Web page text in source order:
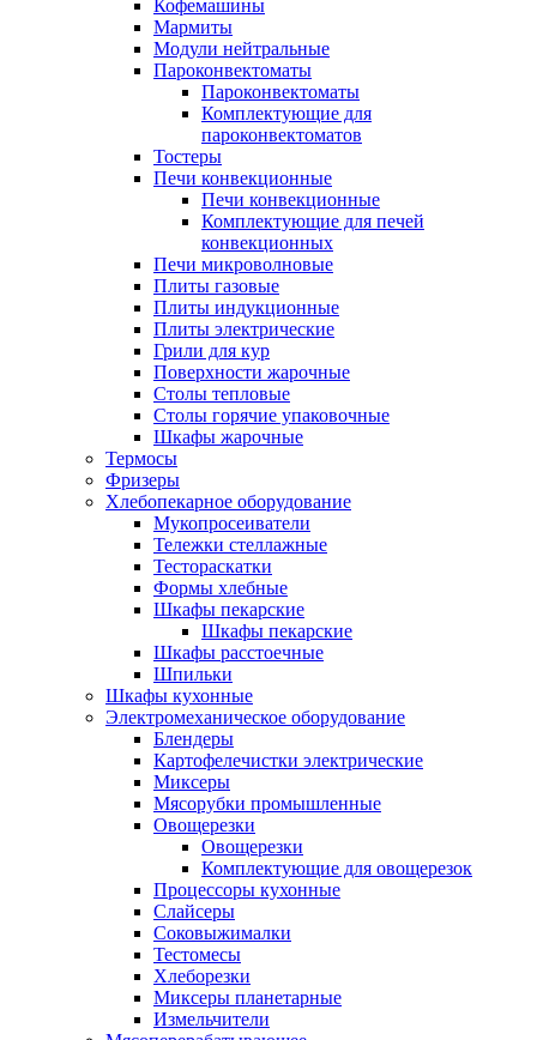
Кофемашины
Мармиты
Модули нейтральные
Пароконвектоматы
Пароконвектоматы
Комплектующие для
пароконвектоматов
Тостеры
Печи конвекционные
Печи конвекционные
Комплектующие для печей
конвекционных
Печи микроволновые
Плиты газовые
Плиты индукционные
Плиты электрические
Грили для кур
Поверхности жарочные
Столы тепловые
Столы горячие упаковочные
Шкафы жарочные
Термосы
Фризеры
Хлебопекарное оборудование
Мукопросеиватели
Тележки стеллажные
Тестораскатки
Формы хлебные
Шкафы пекарские
Шкафы пекарские
Шкафы расстоечные
Шпильки
Шкафы кухонные
Электромеханическое оборудование
Блендеры
Картофелечистки электрические
Миксеры
Мясорубки промышленные
Овощерезки
Овощерезки
Комплектующие для овощерезок
Процессоры кухонные
Слайсеры
Соковыжималки
Тестомесы
Хлеборезки
Миксеры планетарные
Измельчители